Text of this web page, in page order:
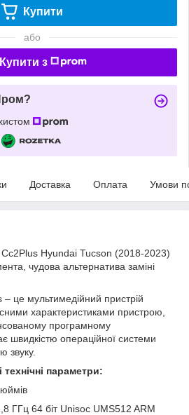
Купити
або
Купити з
Доставка Оплата Умови
Cc2Plus Hyundai Tucson (2018-2023)
чудова альтернатива заміні
це мультимедійний пристрій
характеристиками пристрою,
програмному
швидкістю операційної системи
звуку.
технічні параметри:
ГГц 64 біт Unisoc UMS512 ARM